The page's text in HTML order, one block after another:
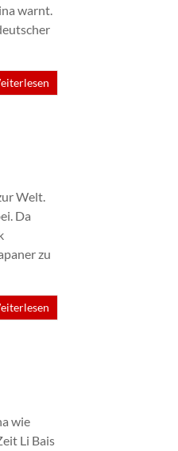
warnt.
Welt.
Da
zu
wie
Li Bais